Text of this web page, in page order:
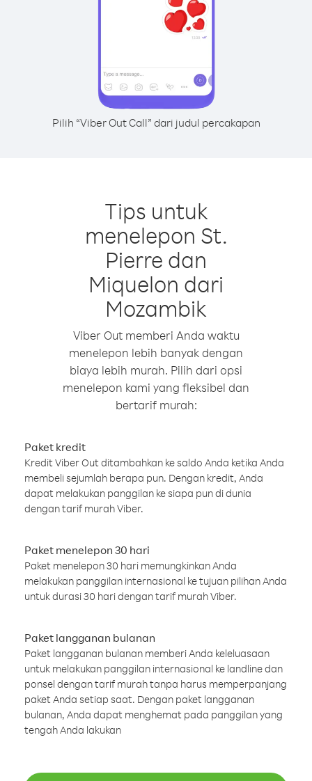
Pilih “Viber Out Call” dari judul percakapan
Tips untuk
menelepon St.
Pierre dan
Miquelon dari
Mozambik
Viber Out memberi Anda waktu
menelepon lebih banyak dengan
biaya lebih murah. Pilih dari opsi
menelepon kami yang fleksibel dan
bertarif murah:
Paket kredit
Kredit Viber Out ditambahkan ke saldo Anda ketika Anda
membeli sejumlah berapa pun. Dengan kredit, Anda
dapat melakukan panggilan ke siapa pun di dunia
dengan tarif murah Viber.
Paket menelepon 30 hari
Paket menelepon 30 hari memungkinkan Anda
melakukan panggilan internasional ke tujuan pilihan Anda
untuk durasi 30 hari dengan tarif murah Viber.
Paket langganan bulanan
Paket langganan bulanan memberi Anda keleluasaan
untuk melakukan panggilan internasional ke landline dan
ponsel dengan tarif murah tanpa harus memperpanjang
paket Anda setiap saat. Dengan paket langganan
bulanan, Anda dapat menghemat pada panggilan yang
tengah Anda lakukan